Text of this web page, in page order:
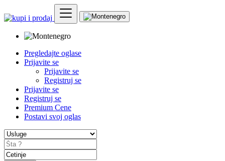
Pregledajte oglase
Prijavite se
Prijavite se
Registruj se
Prijavite se
Registruj se
Premium Cene
Postavi svoj oglas